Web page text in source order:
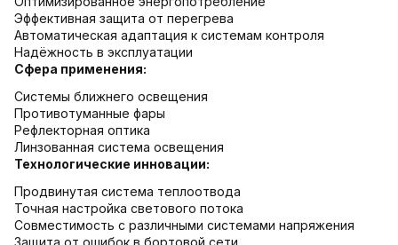
Эффективная защита от перегрева
Автоматическая адаптация к системам контроля
Надёжность в эксплуатации
Сфера применения:
Системы ближнего освещения
Противотуманные фары
Рефлекторная оптика
Линзованная система освещения
Технологические инновации:
Продвинутая система теплоотвода
Точная настройка светового потока
Совместимость с различными системами напряжения
Защита от ошибок в бортовой сети